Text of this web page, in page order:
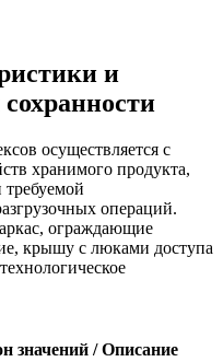
и
осуществляется с
хранимого продукта,
операций.
ограждающие
крышу с люками доступа
значений / Описание